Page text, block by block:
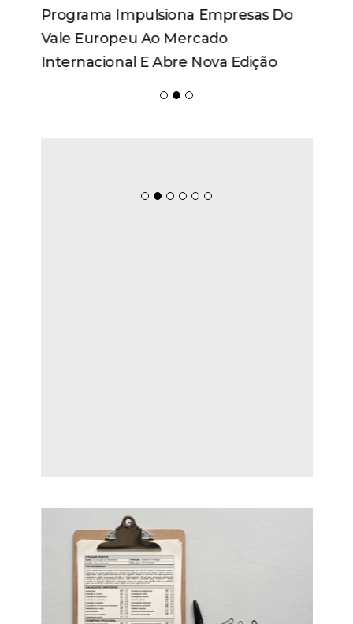
Programa Impulsiona Empresas Do
Vale Europeu Ao Mercado
Internacional E Abre Nova Edição